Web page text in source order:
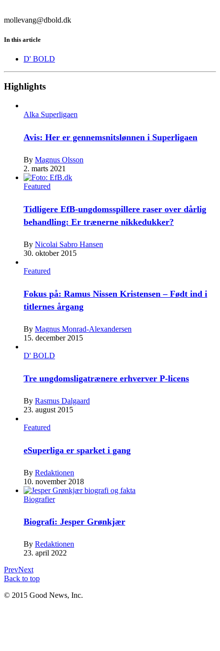
mollevang@dbold.dk
In this article
D' BOLD
Highlights
Alka Superligaen
Avis: Her er gennemsnitslønnen i Superligaen
By Magnus Olsson
2. marts 2021
Featured
Tidligere EfB-ungdomsspillere raser over dårlig
behandling: Er trænerne nikkedukker?
By Nicolai Sabro Hansen
30. oktober 2015
Featured
Fokus på: Ramus Nissen Kristensen – Født ind i
titlernes årgang
By Magnus Monrad-Alexandersen
15. december 2015
D' BOLD
Tre ungdomsligatrænere erhverver P-licens
By Rasmus Dalgaard
23. august 2015
Featured
eSuperliga er sparket i gang
By Redaktionen
10. november 2018
Biografier
Biografi: Jesper Grønkjær
By Redaktionen
23. april 2022
PrevNext
Back to top
© 2015 Good News, Inc.